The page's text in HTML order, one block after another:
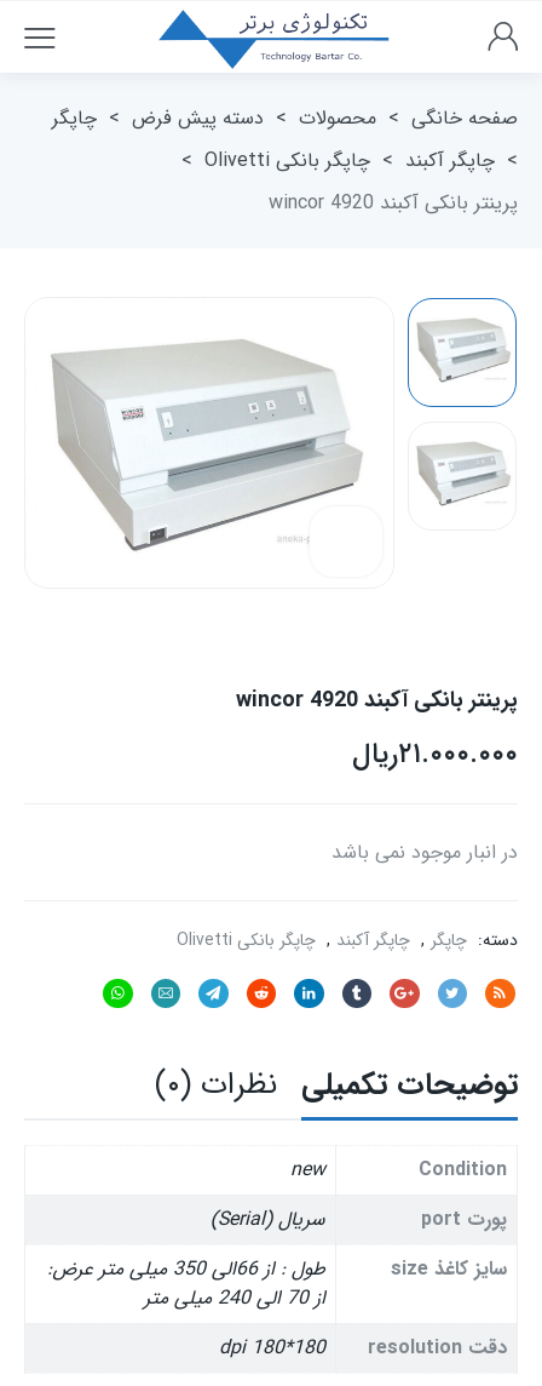
صفحه خانگی > محصولات > دسته پیش فرض > چاپگر
> چاپگر آکبند > چاپگر بانکی Olivetti
>
پرینتر بانکی آکبند wincor 4920
پرینتر بانکی آکبند wincor 4920
ریال۲۱.۰۰۰.۰۰۰
در انبار موجود نمی باشد
دسته: چاپگر , چاپگر آکبند , چاپگر بانکی Olivetti
توضیحات تکمیلی نظرات (۰)
Condition
new
پورت port
سریال (Serial)
سایز کاغذ size
طول : از 66الی 350 میلی متر عرض:
از 70 الی 240 میلی متر
دقت resolution
180*180 dpi